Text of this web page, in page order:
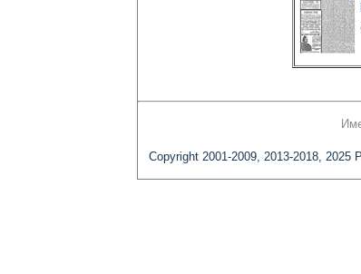
Copyright 2001-2009, 2013-2018, 2025